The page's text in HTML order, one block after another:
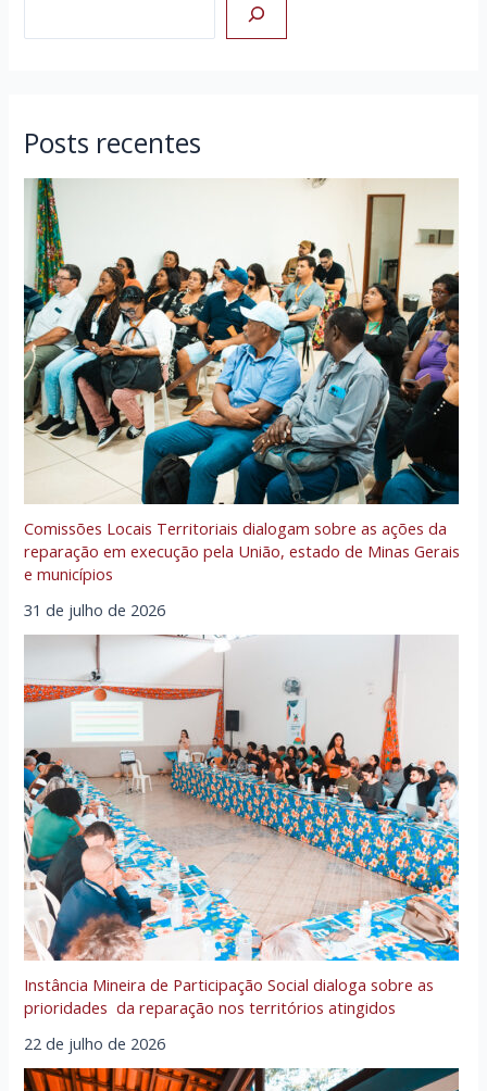
Posts recentes
Comissões Locais Territoriais dialogam sobre as ações da
reparação em execução pela União, estado de Minas Gerais
e municípios
31 de julho de 2026
Instância Mineira de Participação Social dialoga sobre as
prioridades da reparação nos territórios atingidos
22 de julho de 2026